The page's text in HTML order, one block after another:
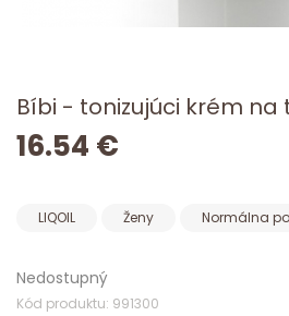
Bíbi - tonizujúci krém na
16.54 €
LIQOIL Ženy Normálna
Nedostupný
Kód produktu: 991300